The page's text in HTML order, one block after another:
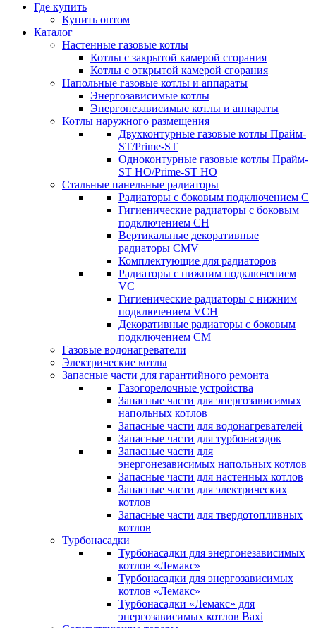
Где купить
Купить оптом
Каталог
Настенные газовые котлы
Котлы с закрытой камерой сгорания
Котлы с открытой камерой сгорания
Напольные газовые котлы и аппараты
Энергозависимые котлы
Энергонезависимые котлы и аппараты
Котлы наружного размещения
Двухконтурные газовые котлы Прайм-
ST/Prime-ST
Одноконтурные газовые котлы Прайм-
ST HO/Prime-ST HO
Стальные панельные радиаторы
Радиаторы c боковым подключением C
Гигиенические радиаторы c боковым
подключением CH
Вертикальные декоративные
радиаторы CMV
Комплектующие для радиаторов
Радиаторы c нижним подключением
VC
Гигиенические радиаторы c нижним
подключением VCH
Декоративные радиаторы с боковым
подключением CM
Газовые водонагреватели
Электрические котлы
Запасные части для гарантийного ремонта
Газогорелочные устройства
Запасные части для энергозависимых
напольных котлов
Запасные части для водонагревателей
Запасные части для турбонасадок
Запасные части для
энергонезависимых напольных котлов
Запасные части для настенных котлов
Запасные части для электрических
котлов
Запасные части для твердотопливных
котлов
Турбонасадки
Турбонасадки для энергонезависимых
котлов «Лемакс»
Турбонасадки для энергозависимых
котлов «Лемакс»
Турбонасадки «Лемакс» для
энергозависимых котлов Baxi